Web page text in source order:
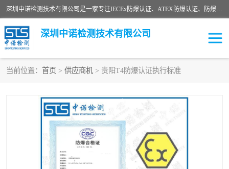
深圳中诺检测技术有限公司是一家专注IECEx防爆认证、ATEX防爆认证、防爆电气检测、防爆合格证、煤安认证等代理机构，可为客户提供从防爆设计、认证、现场检查、工程施工改造、培训等一站式服务。
深圳中诺检测技术有限公司
当前位置： 首页 > 供应商机 > 贵阳T4防爆认证执行标准
防爆3C认证 现场防爆检测
煤安矿安
IECEx防爆认证 防爆设计